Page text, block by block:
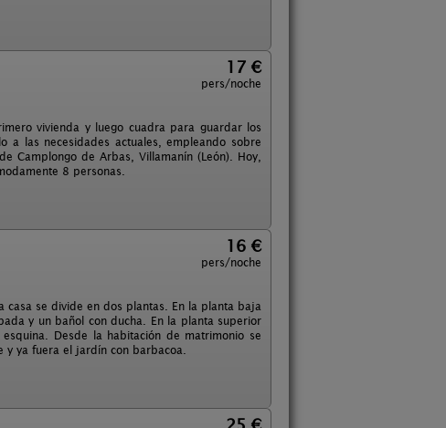
17 €
pers/noche
vivienda y luego cuadra para guardar los
a las necesidades actuales, empleando sobre
Camplongo de Arbas, Villamanín (León). Hoy,
8 personas.
16 €
pers/noche
se divide en dos plantas. En la planta baja
y un bañol con ducha. En la planta superior
Desde la habitación de matrimonio se
ya fuera el jardín con barbacoa.